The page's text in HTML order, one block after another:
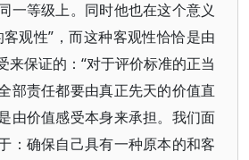
一等级上。同时他也在这个意义
观性”，而这种客观性恰恰是由
来保证的：“对于评价标准的正当
部责任都要由真正先天的价值直
由价值感受本身来承担。我们面
：确保自己具有一种原本的和客